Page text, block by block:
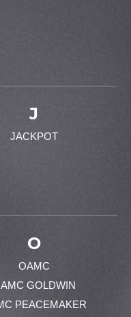
J
JACKPOT
O
OAMC
GOLDWIN
PEACEMAKER